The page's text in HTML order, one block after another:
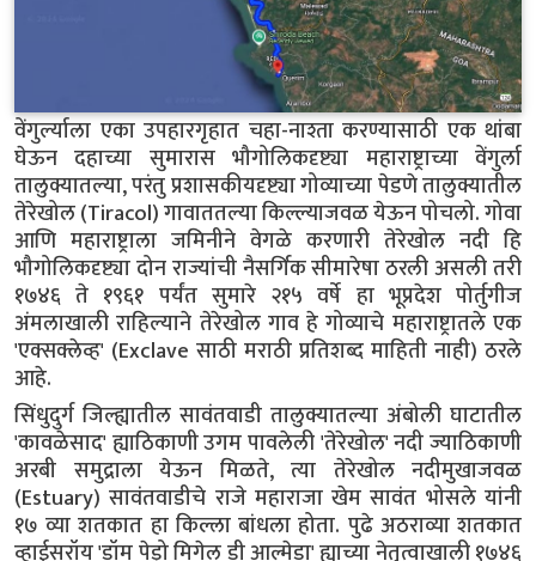
वेंगुर्ल्याला एका उपहारगृहात चहा-नाश्ता करण्यासाठी एक थांबा
घेऊन दहाच्या सुमारास भौगोलिकदृष्ट्या महाराष्ट्राच्या वेंगुर्ला
तालुक्यातल्या, परंतु प्रशासकीयदृष्ट्या गोव्याच्या पेडणे तालुक्यातील
तेरेखोल (Tiracol) गावाततल्या किल्ल्याजवळ येऊन पोचलो. गोवा
आणि महाराष्ट्राला जमिनीने वेगळे करणारी तेरेखोल नदी हि
भौगोलिकदृष्ट्या दोन राज्यांची नैसर्गिक सीमारेषा ठरली असली तरी
१७४६ ते १९६१ पर्यंत सुमारे २१५ वर्षे हा भूप्रदेश पोर्तुगीज
अंमलाखाली राहिल्याने तेरेखोल गाव हे गोव्याचे महाराष्ट्रातले एक
'एक्सक्लेव्ह' (Exclave साठी मराठी प्रतिशब्द माहिती नाही) ठरले
आहे.
सिंधुदुर्ग जिल्ह्यातील सावंतवाडी तालुक्यातल्या अंबोली घाटातील
'कावळेसाद' ह्याठिकाणी उगम पावलेली 'तेरेखोल' नदी ज्याठिकाणी
अरबी समुद्राला येऊन मिळते, त्या तेरेखोल नदीमुखाजवळ
(Estuary) सावंतवाडीचे राजे महाराजा खेम सावंत भोसले यांनी
१७ व्या शतकात हा किल्ला बांधला होता. पुढे अठराव्या शतकात
व्हाईसरॉय 'डॉम पेड्रो मिगेल डी आल्मेडा' ह्याच्या नेतृत्वाखाली १७४६